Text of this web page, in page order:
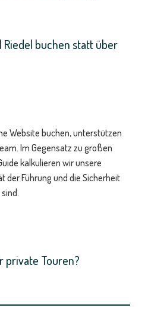
buchen statt über
Website buchen, unterstützen
Im Gegensatz zu großen
kalkulieren wir unsere
der Führung und die Sicherheit
private Touren?